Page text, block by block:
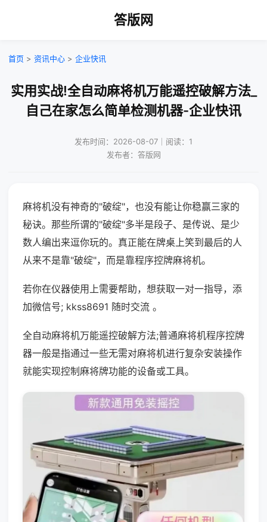
答版网
首页 > 资讯中心 > 企业快讯
实用实战!全自动麻将机万能遥控破解方法_
自己在家怎么简单检测机器-企业快讯
发布时间：2026-08-07｜阅读：1
发布者：答版网
麻将机没有神奇的"破绽"，也没有能让你稳赢三家的
秘诀。那些所谓的"破绽"多半是段子、是传说、是少
数人编出来逗你玩的。真正能在牌桌上笑到最后的人
从来不是靠"破绽"，而是靠程序控牌麻将机。
若你在仪器使用上需要帮助，想获取一对一指导，添
加微信号; kkss8691 随时交流 。
全自动麻将机万能遥控破解方法;普通麻将机程序控牌
器一般是指通过一些无需对麻将机进行复杂安装操作
就能实现控制麻将牌功能的设备或工具。